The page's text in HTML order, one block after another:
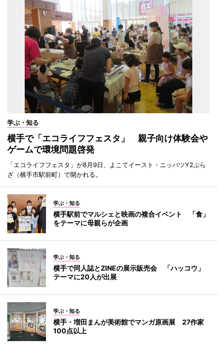
学ぶ・知る
横手で「エコライフフェスタ」 親子向け体験会や
ゲームで環境問題啓発
「エコライフフェスタ」が8月9日、よこてイースト・ニッパツY2ぷら
ざ（横手市駅前町）で開かれる。
学ぶ・知る
横手駅前でマルシェと映画の複合イベント 「食」
をテーマに母親らが企画
学ぶ・知る
横手で同人誌とZINEの展示販売会 「ハッコウ」
テーマに20人が出展
学ぶ・知る
横手・増田まんが美術館でマンガ原画展 27作家
100点以上